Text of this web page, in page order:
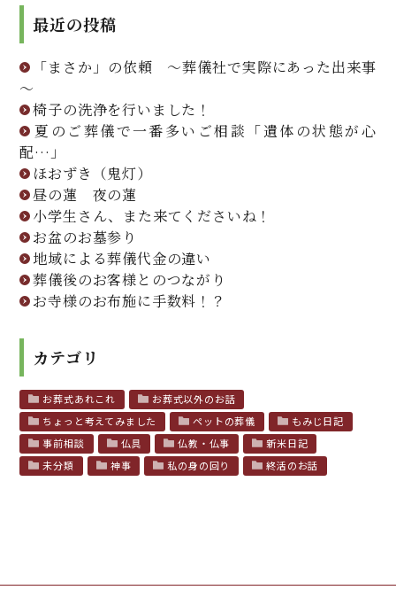
最近の投稿
「まさか」の依頼 ～葬儀社で実際にあった出来事
～
椅子の洗浄を行いました！
夏のご葬儀で一番多いご相談「遺体の状態が心
配…」
ほおずき（鬼灯）
昼の蓮 夜の蓮
小学生さん、また来てくださいね！
お盆のお墓参り
地域による葬儀代金の違い
葬儀後のお客様とのつながり
お寺様のお布施に手数料！？
カテゴリ
お葬式あれこれ
お葬式以外のお話
ちょっと考えてみました
ペットの葬儀
もみじ日記
事前相談
仏具 仏教・仏事
新米日記
未分類
神事 私の身の回り 終活のお話